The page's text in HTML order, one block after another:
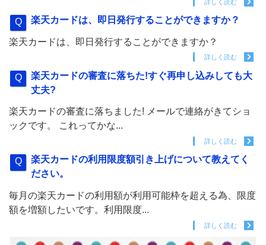
詳しく読む
楽天カードは、即日発行することができますか？
楽天カードは、即日発行することができますか？
詳しく読む
楽天カードの審査に落ちた!すぐ再申し込みしても大
丈夫?
楽天カードの審査に落ちました! メールで連絡がきてショ
ックです。 これってかな...
詳しく読む
楽天カードの利用限度額引き上げについて教えてく
ださい。
毎月の楽天カードの利用額が利用可能枠を超える為、限度
額を増額したいです。利用限度...
詳しく読む